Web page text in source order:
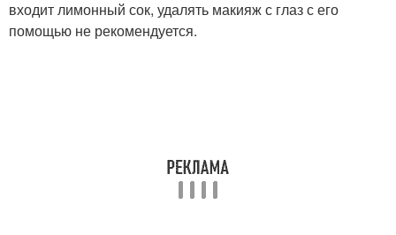
входит лимонный сок, удалять макияж с глаз с его
помощью не рекомендуется.